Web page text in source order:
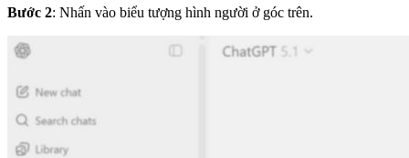
Bước 2: Nhấn vào biểu tượng hình người ở góc trên.